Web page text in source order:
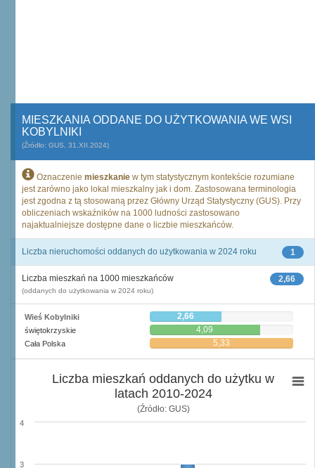
MIESZKANIA ODDANE DO UŻYTKOWANIA WE WSI
KOBYLNIKI
(Źródło: GUS, 31.XII.2024)
Oznaczenie mieszkanie w tym statystycznym kontekście rozumiane
jest zarówno jako lokal mieszkalny jak i dom. Zastosowana terminologia
jest zgodna z tą stosowaną przez Główny Urząd Statystyczny (GUS). Przy
obliczeniach wskaźników na 1000 ludności zastosowano
najaktualniejsze dostępne dane o liczbie mieszkańców.
1
Liczba nieruchomości oddanych do użytkowania w 2024 roku
2,66
Liczba mieszkań na 1000 mieszkańców
(oddanych do użytkowania w 2024 roku)
Wieś Kobylniki 2,66
świętokrzyskie 4,09
Cała Polska 5,33
Liczba mieszkań oddanych do użytku w
latach 2010-2024
(Źródło: GUS)
3
4